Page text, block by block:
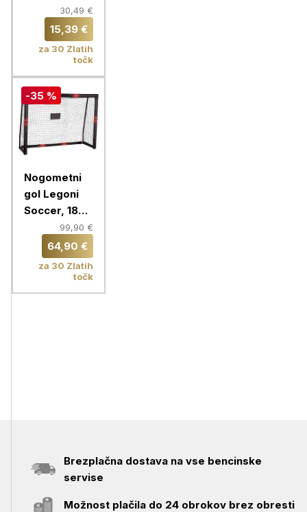
30,49 €
15,39 €
za 30 Zlatih
točk
-35 %
Nogometni
gol Legoni
Soccer, 180
99,90 €
64,90 €
za 30 Zlatih
točk
Brezplačna dostava na vse bencinske
servise
Možnost plačila do 24 obrokov brez obresti